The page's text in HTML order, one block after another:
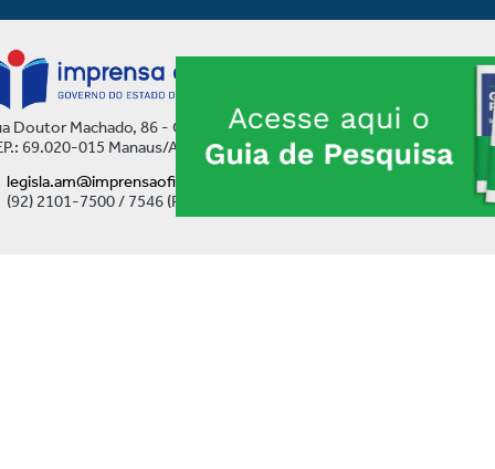
Doutor Machado, 86 - Centro
69.020-015 Manaus/AM
legisla.am@imprensaoficial.am.gov.br
(92) 2101-7500 / 7546 (Ramal)